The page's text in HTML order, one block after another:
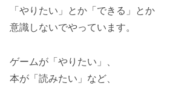
「やりたい」とか「できる」とか
意識しないでやっています。
ゲームが「やりたい」、
本が「読みたい」など、